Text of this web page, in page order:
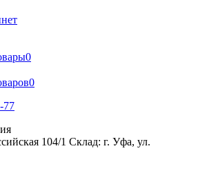
0
0
77
104/1 Склад: г. Уфа, ул.